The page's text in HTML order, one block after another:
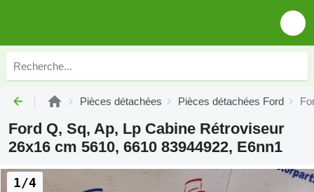
Pièces détachées Pièces détachées Ford
Ford Q, Sq, Ap, Lp Cabine Rétroviseur
26x16 cm 5610, 6610 83944922, E6nn1
1/4